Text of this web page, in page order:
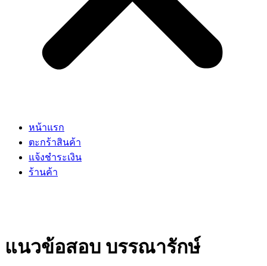
หน้าแรก
ตะกร้าสินค้า
แจ้งชำระเงิน
ร้านค้า
แนวข้อสอบ บรรณารักษ์